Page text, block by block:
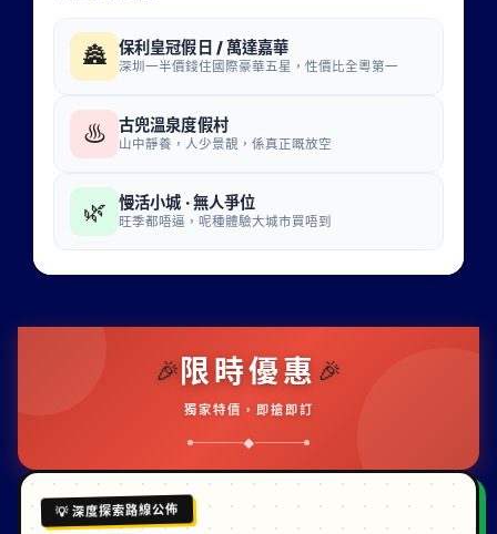
🏯 保利皇冠假日 / 萬達嘉華
深圳一半價錢住國際豪華五星，性價比全粵第一
♨ 古兜溫泉度假村
山中靜養，人少景靚，係真正嘅放空
🌿 慢活小城 · 無人爭位
旺季都唔逼，呢種體驗大城市買唔到
🎉 限時優惠 🎉
獨家特價，即搶即訂
◆
💡 深度探索路線公佈